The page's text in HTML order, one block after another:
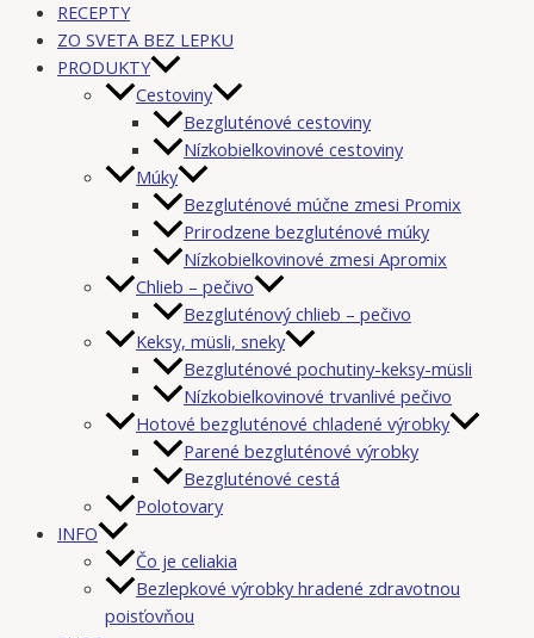
RECEPTY
ZO SVETA BEZ LEPKU
PRODUKTY
Cestoviny
Bezgluténové cestoviny
Nízkobielkovinové cestoviny
Múky
Bezgluténové múčne zmesi Promix
Prirodzene bezgluténové múky
Nízkobielkovinové zmesi Apromix
Chlieb – pečivo
Bezgluténový chlieb – pečivo
Keksy, müsli, sneky
Bezgluténové pochutiny-keksy-müsli
Nízkobielkovinové trvanlivé pečivo
Hotové bezgluténové chladené výrobky
Parené bezgluténové výrobky
Bezgluténové cestá
Polotovary
INFO
Čo je celiakia
Bezlepkové výrobky hradené zdravotnou
poisťovňou